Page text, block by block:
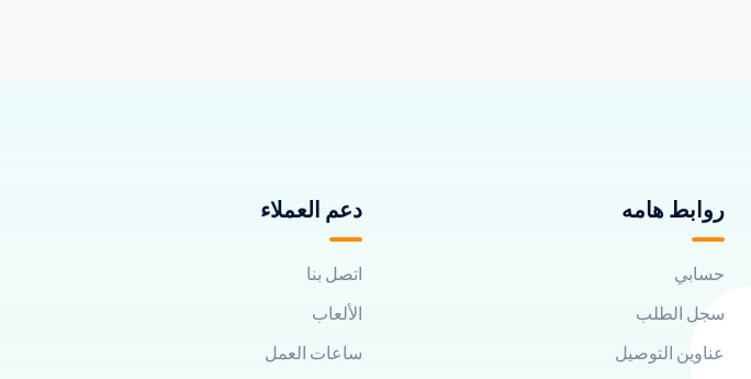
روابط هامه
حسابي
سجل الطلب
عناوين التوصيل
دعم العملاء
اتصل بنا
الألعاب
ساعات العمل